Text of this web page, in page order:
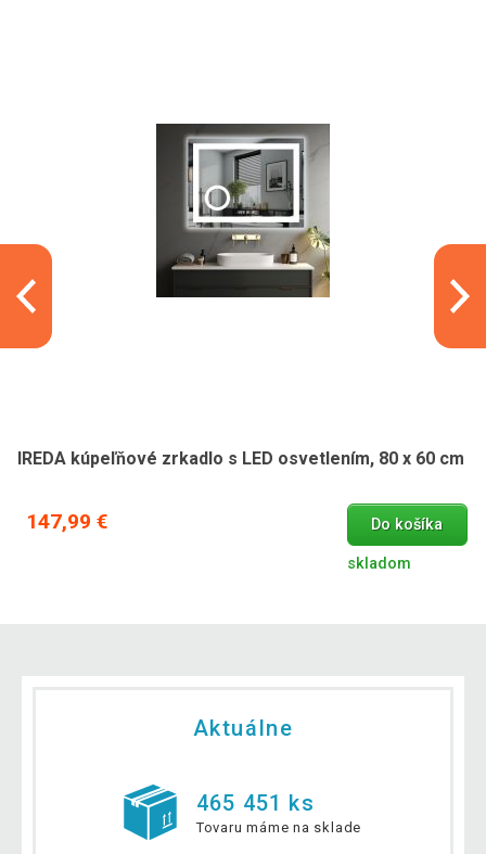
IREDA kúpeľňové zrkadlo s LED osvetlením, 80 x 60 cm
147,99 € Do košíka
skladom
Aktuálne
465 451 ks
Tovaru máme na sklade